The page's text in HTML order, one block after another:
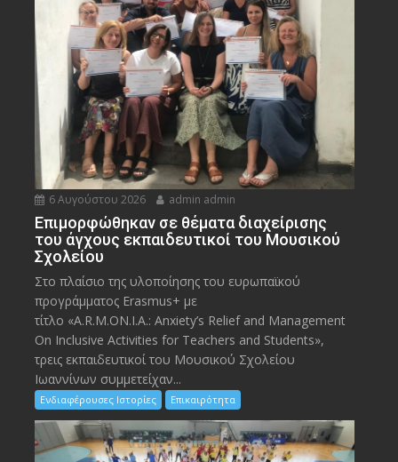
6 Αυγούστου 2026 admin admin
Eπιμορφώθηκαν σε θέματα διαχείρισης
του άγχους εκπαιδευτικοί του Μουσικού
Σχολείου
Στο πλαίσιο της υλοποίησης του ευρωπαϊκού
προγράμματος Erasmus+ με
τίτλο «A.R.M.ON.I.A.: Anxiety’s Relief and Management
On Inclusive Activities for Teachers and Students»,
τρεις εκπαιδευτικοί του Μουσικού Σχολείου
Ιωαννίνων συμμετείχαν...
Ενδιαφέρουσες Ιστορίες Επικαιρότητα